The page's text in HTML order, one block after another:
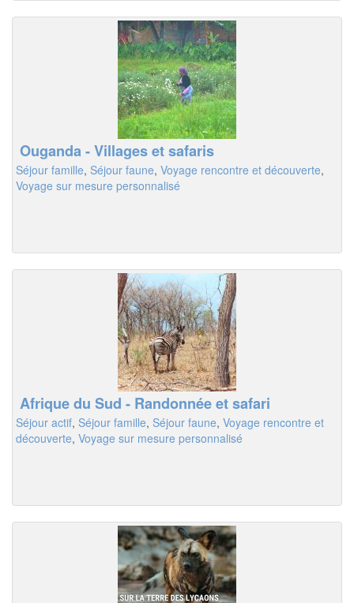
Ouganda - Villages et safaris
Séjour famille, Séjour faune, Voyage rencontre et découverte,
Voyage sur mesure personnalisé
Afrique du Sud - Randonnée et safari
Séjour actif, Séjour famille, Séjour faune, Voyage rencontre et
découverte, Voyage sur mesure personnalisé